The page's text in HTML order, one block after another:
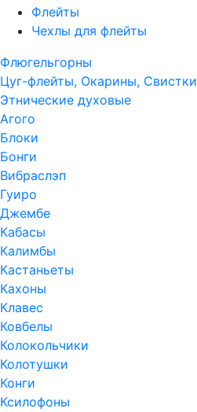
Флейты
Чехлы для флейты
Флюгельгорны
Цуг-флейты, Окарины, Свистки
Этнические духовые
Агого
Блоки
Бонги
Вибраслэп
Гуиро
Джембе
Кабасы
Калимбы
Кастаньеты
Кахоны
Клавес
Ковбелы
Колокольчики
Колотушки
Конги
Ксилофоны